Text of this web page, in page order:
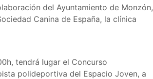
del Ayuntamiento de Monzón,
Canina de España, la clínica
tendrá lugar el Concurso
polideportiva del Espacio Joven, a